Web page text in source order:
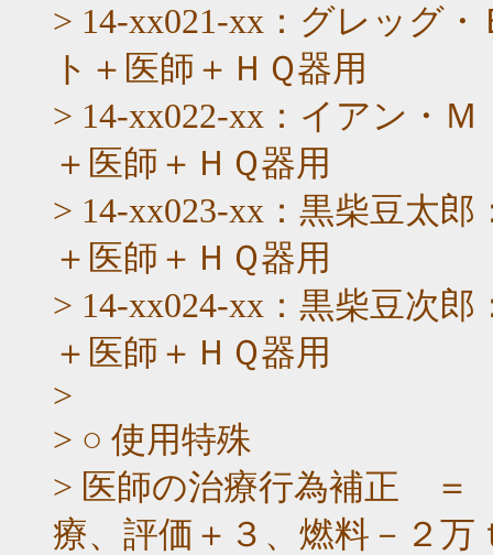
> 14-xx021-xx：グレッグ
ト＋医師＋ＨＱ器用
> 14-xx022-xx：イアン・
＋医師＋ＨＱ器用
> 14-xx023-xx：黒柴豆太
＋医師＋ＨＱ器用
> 14-xx024-xx：黒柴豆次
＋医師＋ＨＱ器用
>
> ○ 使用特殊
> 医師の治療行為補正 ＝
療、評価＋３、燃料－２万